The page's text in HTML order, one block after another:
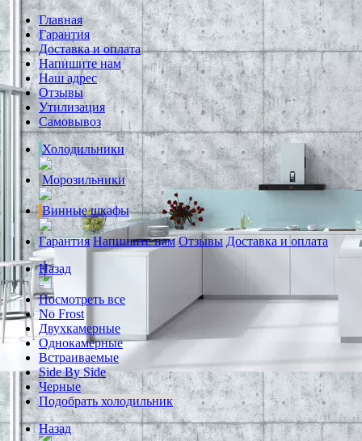
Главная
Гарантия
Доставка и оплата
Напишите нам
Наш адрес
Отзывы
Утилизация
Самовывоз
Холодильники
Морозильники
Винные шкафы
Гарантия Напишите нам Отзывы Доставка и оплата
Назад
Посмотреть все
No Frost
Двухкамерные
Однокамерные
Встраиваемые
Side By Side
Черные
Подобрать холодильник
Назад